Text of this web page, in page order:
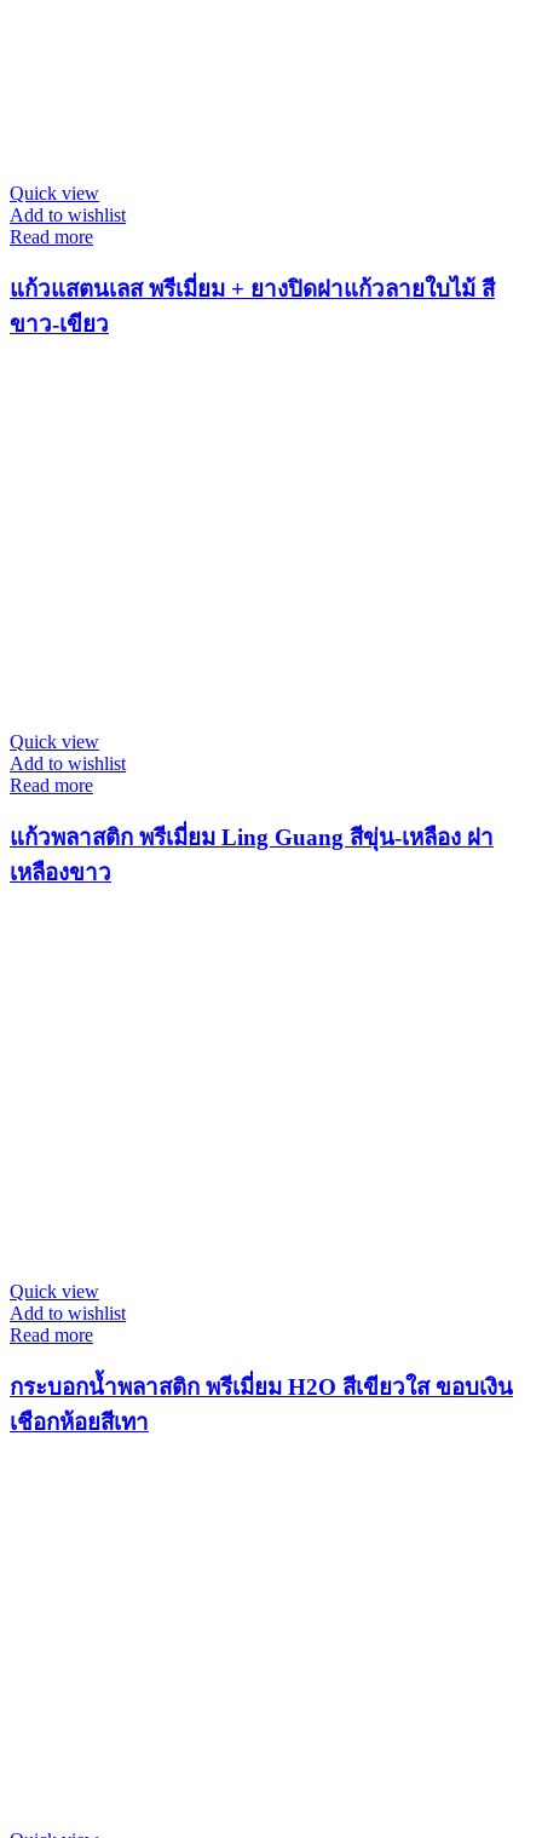
Quick view
Add to wishlist
Read more
แก้วแสตนเลส พรีเมี่ยม + ยางปิดฝาแก้วลายใบไม้ สี
ขาว-เขียว
Quick view
Add to wishlist
Read more
แก้วพลาสติก พรีเมี่ยม Ling Guang สีขุ่น-เหลือง ฝา
เหลืองขาว
Quick view
Add to wishlist
Read more
กระบอกน้ำพลาสติก พรีเมี่ยม H2O สีเขียวใส ขอบเงิน
เชือกห้อยสีเทา